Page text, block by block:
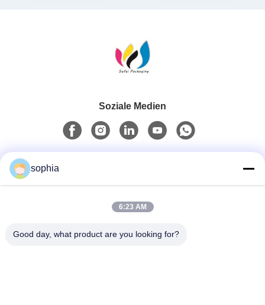
Soziale Medien
0086-13128969971
sophia
6:23 AM
Good day, what product are you looking for?